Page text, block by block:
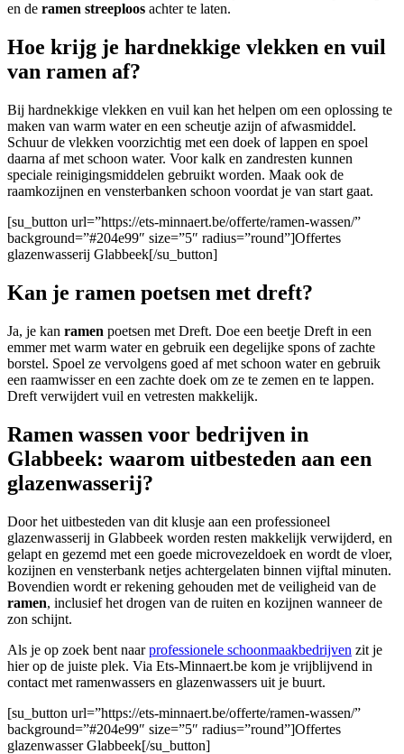
en de ramen streeploos achter te laten.
Hoe krijg je hardnekkige vlekken en vuil
van ramen af?
Bij hardnekkige vlekken en vuil kan het helpen om een oplossing te
maken van warm water en een scheutje azijn of afwasmiddel.
Schuur de vlekken voorzichtig met een doek of lappen en spoel
daarna af met schoon water. Voor kalk en zandresten kunnen
speciale reinigingsmiddelen gebruikt worden. Maak ook de
raamkozijnen en vensterbanken schoon voordat je van start gaat.
[su_button url=”https://ets-minnaert.be/offerte/ramen-wassen/”
background=”#204e99″ size=”5″ radius=”round”]Offertes
glazenwasserij Glabbeek[/su_button]
Kan je ramen poetsen met dreft?
Ja, je kan ramen poetsen met Dreft. Doe een beetje Dreft in een
emmer met warm water en gebruik een degelijke spons of zachte
borstel. Spoel ze vervolgens goed af met schoon water en gebruik
een raamwisser en een zachte doek om ze te zemen en te lappen.
Dreft verwijdert vuil en vetresten makkelijk.
Ramen wassen voor bedrijven in
Glabbeek: waarom uitbesteden aan een
glazenwasserij?
Door het uitbesteden van dit klusje aan een professioneel
glazenwasserij in Glabbeek worden resten makkelijk verwijderd, en
gelapt en gezemd met een goede microvezeldoek en wordt de vloer,
kozijnen en vensterbank netjes achtergelaten binnen vijftal minuten.
Bovendien wordt er rekening gehouden met de veiligheid van de
ramen, inclusief het drogen van de ruiten en kozijnen wanneer de
zon schijnt.
Als je op zoek bent naarprofessionele schoonmaakbedrijven zit je
hier op de juiste plek. Via Ets-Minnaert.be kom je vrijblijvend in
contact met ramenwassers en glazenwassers uit je buurt.
[su_button url=”https://ets-minnaert.be/offerte/ramen-wassen/”
background=”#204e99″ size=”5″ radius=”round”]Offertes
glazenwasser Glabbeek[/su_button]